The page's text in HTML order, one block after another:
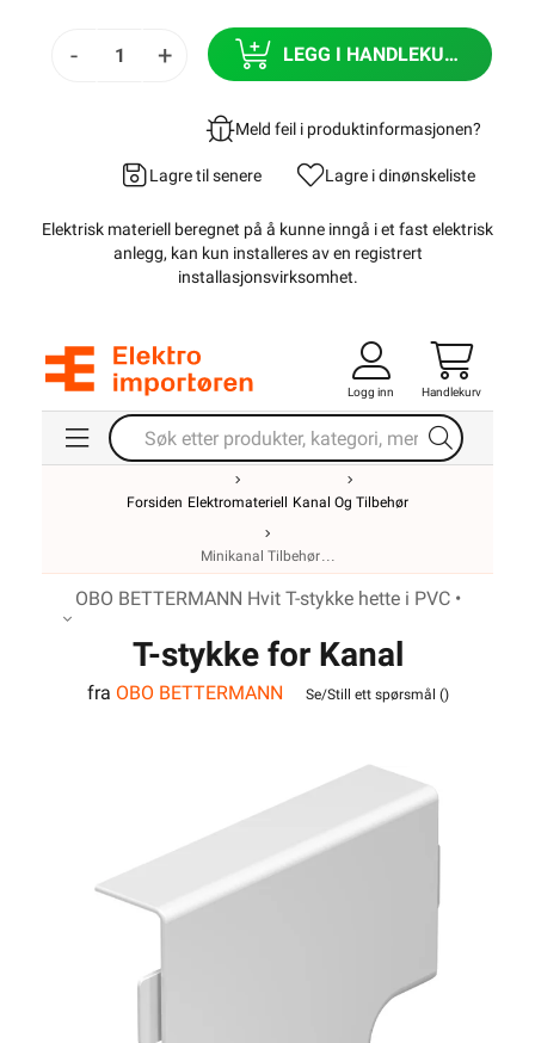
- + LEGG I HANDLEKURV
Meld feil i produktinformasjonen?
Lagre til senere Lagre i dinønskeliste
Elektrisk materiell beregnet på å kunne inngå i et fast elektrisk
anlegg, kan kun installeres av en registrert
installasjonsvirksomhet.
Logg inn Handlekurv
Forsiden Elektromateriell Kanal Og Tilbehør
Minikanal Tilbehør
OBO BETTERMANN Hvit T-stykke hette i PVC •
T-stykke for Kanal
WDK40040RW
fra OBO BETTERMANN Se/Still ett spørsmål ()